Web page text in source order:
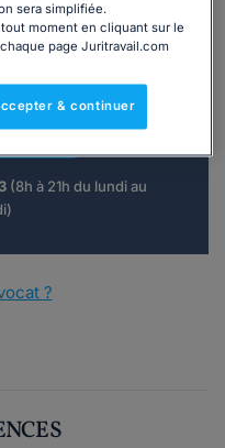
par
?
(8h à 21h du lundi au
?
sera simplifiée.
moment en cliquant sur le
page Juritravail.com
& continuer